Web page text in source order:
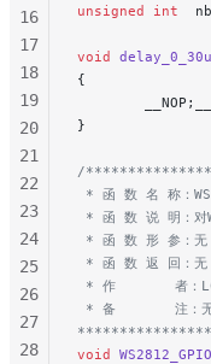
unsigned int
void
{
}
/
* 函 数 名 称：
* 函 数 说 明：对
* 函 数 形 参：无
* 函 数 返 回：无
* 作       者：
* 备       注：
void
16
17
18
19
20
21
22
23
24
25
26
27
28